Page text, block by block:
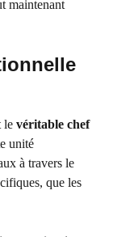
maintenant
le véritable chef
unité
à travers le
que les